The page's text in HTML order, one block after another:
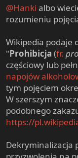
@Hanki albo
rozumieniu
Wikipedia podaje
"Prohibicja (fr.
częściowy lub
napojów
tym pojęciem
W szerszym
podobnego
https://
Dekryminalizacja